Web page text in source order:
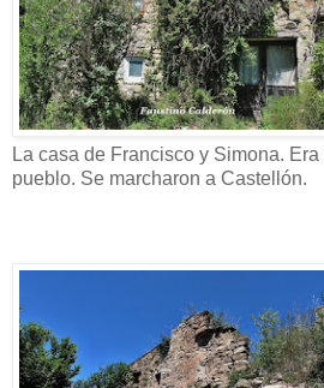
La casa de Francisco y Simona.
pueblo. Se marcharon a Castellón.